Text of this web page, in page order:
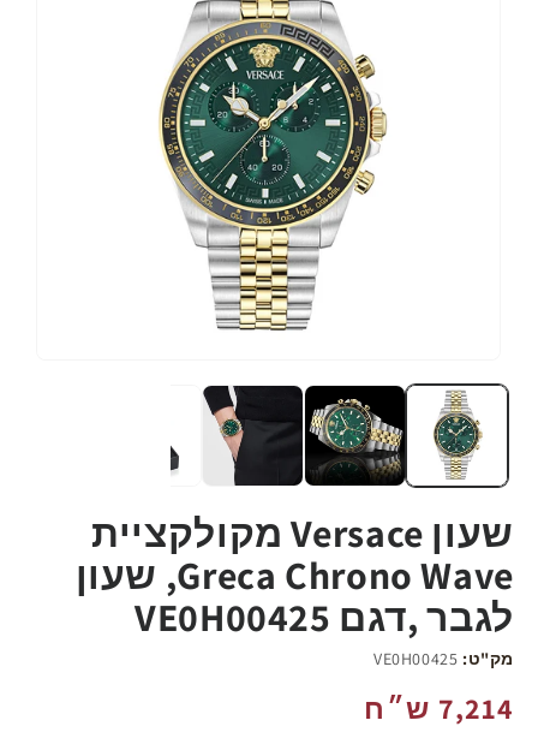
שעון Versace מקולקציית
Greca Chrono Wave, שעון
לגבר ,דגם VE0H00425
מק"ט: VE0H00425
מחיר
7,214 ש״ח